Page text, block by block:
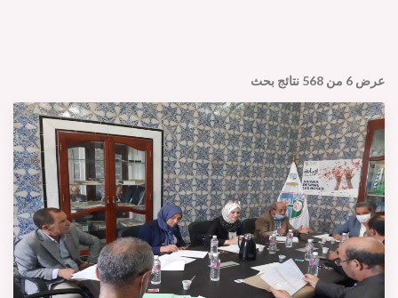
عرض 6 من 568 نتائج بحث